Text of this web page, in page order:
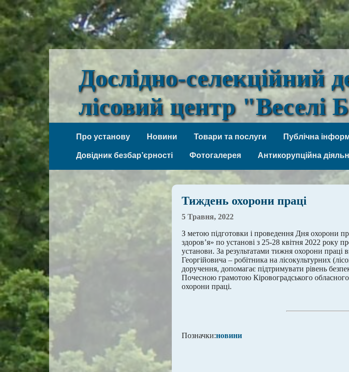
Дослідно-селекційний
лісовий центр "Веселі
Про установу
Новини Товари та послуги Публічна
Довідник безбар’єрності Фотогалерея Антикорупційна
Тиждень охорони праці
5 Травня, 2022
З метою підготовки і проведення Дня охорони
здоров’я» по установі з 25-28 квітня 2022 року
установи. За результатами тижня охорони
Георгійовича – робітника на лісокультурних
доручення, допомагає підтримувати рівень
Почесною грамотою Кіровоградського
охорони праці.
Позначки:новини